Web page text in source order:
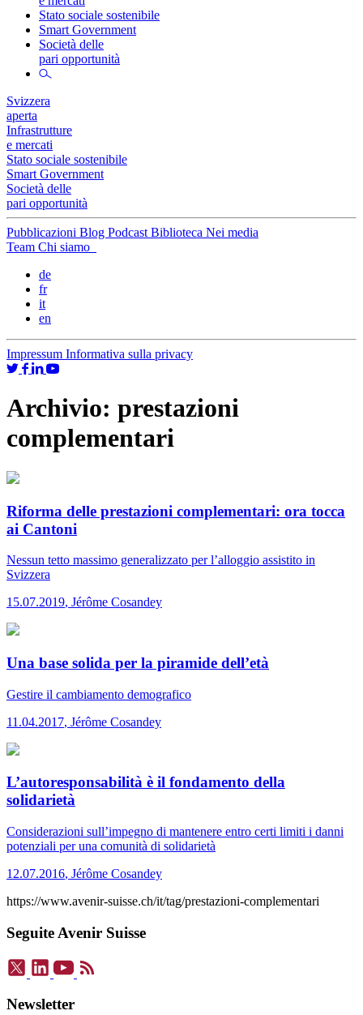
Stato sociale sostenibile
Smart Government
Società delle
pari opportunità
Svizzera
aperta
Infrastrutture
e mercati
Stato sociale sostenibile
Smart Government
Società delle
pari opportunità
Pubblicazioni Blog Podcast Biblioteca Nei media
Team Chi siamo
de
fr
it
en
Impressum Informativa sulla privacy
Archivio: prestazioni
complementari
Riforma delle prestazioni complementari: ora tocca
ai Cantoni
Nessun tetto massimo generalizzato per l’alloggio assistito in
Svizzera
15.07.2019, Jérôme Cosandey
Una base solida per la piramide dell’età
Gestire il cambiamento demografico
11.04.2017, Jérôme Cosandey
L’autoresponsabilità è il fondamento della
solidarietà
Considerazioni sull’impegno di mantenere entro certi limiti i danni
potenziali per una comunità di solidarietà
12.07.2016, Jérôme Cosandey
https://www.avenir-suisse.ch/it/tag/prestazioni-complementari
Seguite Avenir Suisse
Newsletter